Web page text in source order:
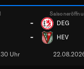
-
-
Uhr
DEG
HEV